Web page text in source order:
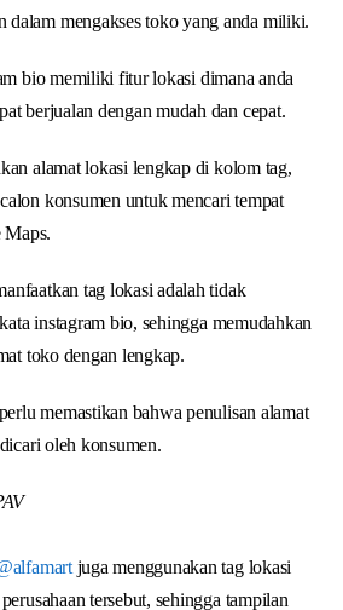
dalam mengakses toko yang anda miliki.
bio memiliki fitur lokasi dimana anda
berjualan dengan mudah dan cepat.
alamat lokasi lengkap di kolom tag,
konsumen untuk mencari tempat
Maps.
tag lokasi adalah tidak
instagram bio, sehingga memudahkan
toko dengan lengkap.
memastikan bahwa penulisan alamat
oleh konsumen.
juga menggunakan tag lokasi
tersebut, sehingga tampilan